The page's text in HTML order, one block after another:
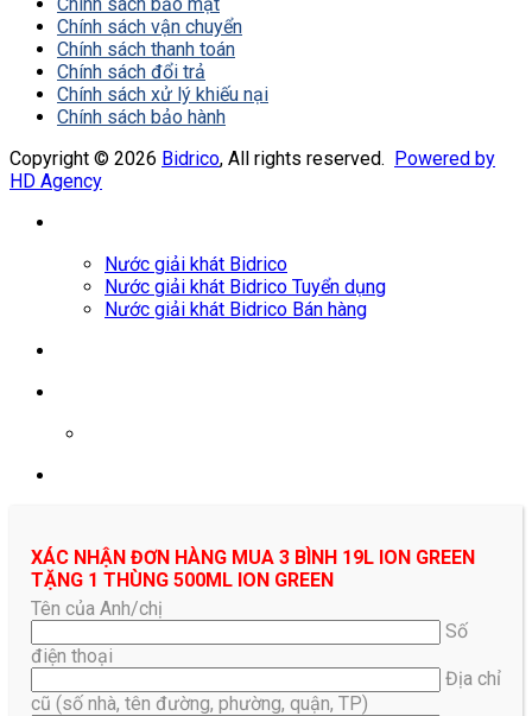
Chính sách vận chuyển
Chính sách thanh toán
Chính sách đổi trả
Chính sách xử lý khiếu nại
Chính sách bảo hành
Copyright © 2026 Bidrico, All rights reserved. Powered by
HD Agency
Nước giải khát Bidrico
Nước giải khát Bidrico Tuyển dụng
Nước giải khát Bidrico Bán hàng
XÁC NHẬN ĐƠN HÀNG MUA 3 BÌNH 19L ION GREEN
TẶNG 1 THÙNG 500ML ION GREEN
Tên của Anh/chị
Số
điện thoại
Địa chỉ
cũ (số nhà, tên đường, phường, quận, TP)